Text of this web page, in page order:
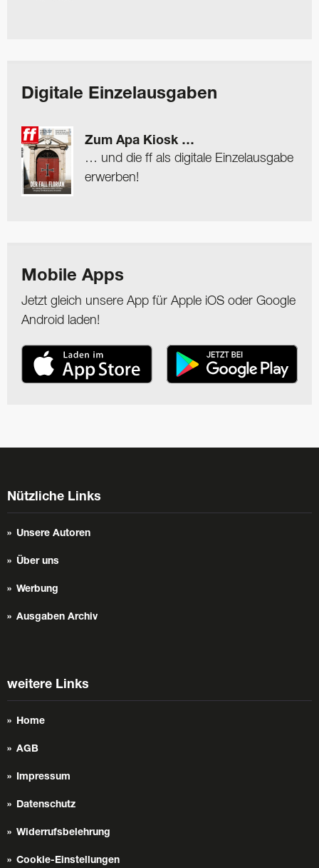
Digitale Einzelausgaben
Zum Apa Kiosk …
… und die ff als digitale Einzelausgabe
erwerben!
Mobile Apps
Jetzt gleich unsere App für Apple iOS oder Google
Android laden!
Nützliche Links
Unsere Autoren
Über uns
Werbung
Ausgaben Archiv
weitere Links
Home
AGB
Impressum
Datenschutz
Widerrufsbelehrung
Cookie-Einstellungen